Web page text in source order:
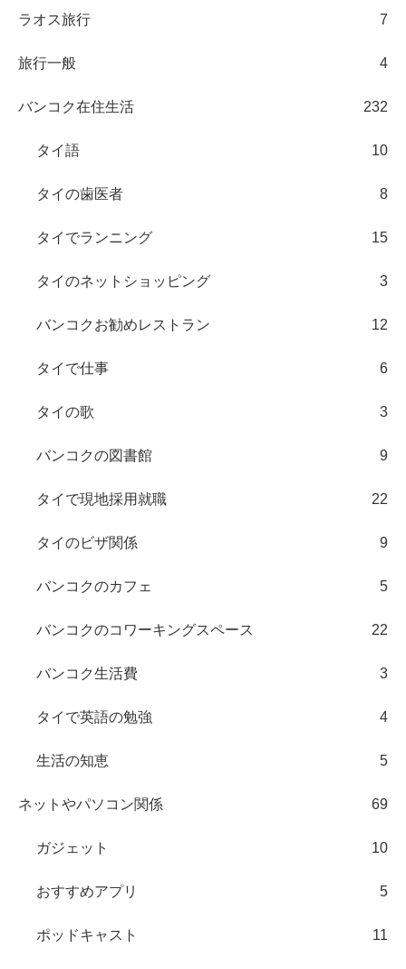
ラオス旅行 7
旅行一般 4
バンコク在住生活 232
タイ語 10
タイの歯医者 8
タイでランニング 15
タイのネットショッピング 3
バンコクお勧めレストラン 12
タイで仕事 6
タイの歌 3
バンコクの図書館 9
タイで現地採用就職 22
タイのビザ関係 9
バンコクのカフェ 5
バンコクのコワーキングスペース 22
バンコク生活費 3
タイで英語の勉強 4
生活の知恵 5
ネットやパソコン関係 69
ガジェット 10
おすすめアプリ 5
ポッドキャスト 11